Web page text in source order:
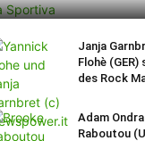
Janja
Flohè
des Rock
Adam
Raboutou